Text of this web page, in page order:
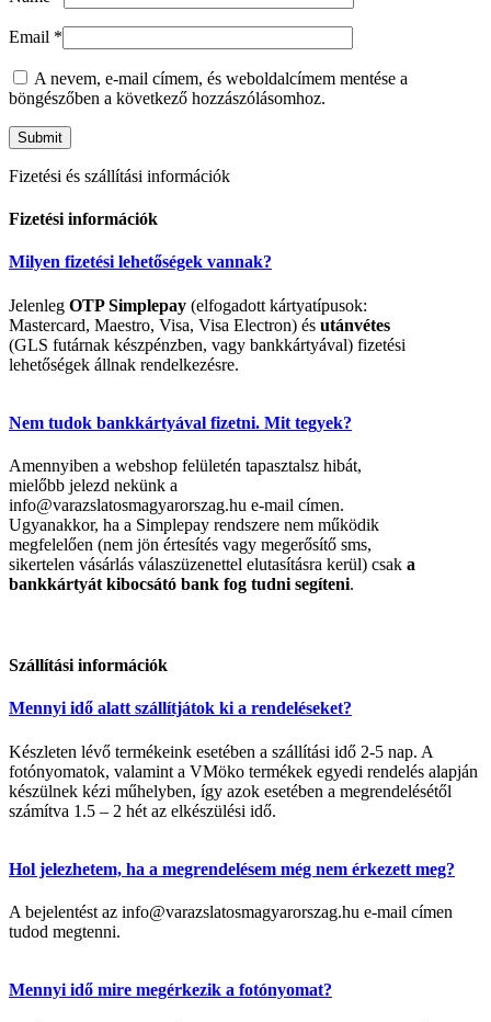
Email *
A nevem, e-mail címem, és weboldalcímem mentése a
böngészőben a következő hozzászólásomhoz.
Fizetési és szállítási információk
Fizetési információk
Milyen fizetési lehetőségek vannak?
Jelenleg OTP Simplepay (elfogadott kártyatípusok:
Mastercard, Maestro, Visa, Visa Electron) és utánvétes
(GLS futárnak készpénzben, vagy bankkártyával) fizetési
lehetőségek állnak rendelkezésre.
Nem tudok bankkártyával fizetni. Mit tegyek?
Amennyiben a webshop felületén tapasztalsz hibát,
mielőbb jelezd nekünk a
info@varazslatosmagyarorszag.hu e-mail címen.
Ugyanakkor, ha a Simplepay rendszere nem működik
megfelelően (nem jön értesítés vagy megerősítő sms,
sikertelen vásárlás válaszüzenettel elutasításra kerül) csak a
bankkártyát kibocsátó bank fog tudni segíteni.
Szállítási információk
Mennyi idő alatt szállítjátok ki a rendeléseket?
Készleten lévő termékeink esetében a szállítási idő 2-5 nap. A
fotónyomatok, valamint a VMöko termékek egyedi rendelés alapján
készülnek kézi műhelyben, így azok esetében a megrendelésétől
számítva 1.5 – 2 hét az elkészülési idő.
Hol jelezhetem, ha a megrendelésem még nem érkezett meg?
A bejelentést az info@varazslatosmagyarorszag.hu e-mail címen
tudod megtenni.
Mennyi idő mire megérkezik a fotónyomat?